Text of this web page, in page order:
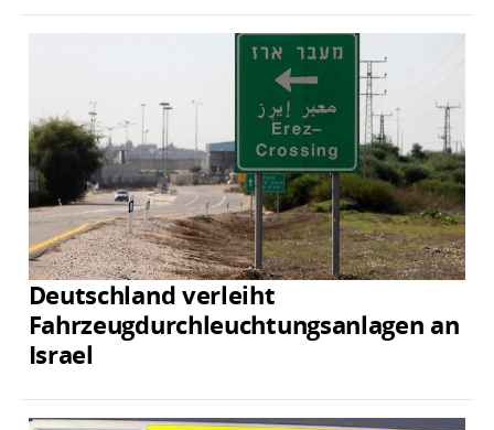
Deutschland verleiht
Fahrzeugdurchleuchtungsanlagen an
Israel